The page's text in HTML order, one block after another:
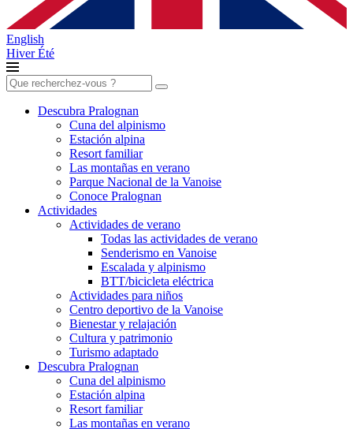
English
HiverÉté
Buscar:
Descubra Pralognan
Cuna del alpinismo
Estación alpina
Resort familiar
Las montañas en verano
Parque Nacional de la Vanoise
Conoce Pralognan
Actividades
Actividades de verano
Todas las actividades de verano
Senderismo en Vanoise
Escalada y alpinismo
BTT/bicicleta eléctrica
Actividades para niños
Centro deportivo de la Vanoise
Bienestar y relajación
Cultura y patrimonio
Turismo adaptado
Descubra Pralognan
Cuna del alpinismo
Estación alpina
Resort familiar
Las montañas en verano